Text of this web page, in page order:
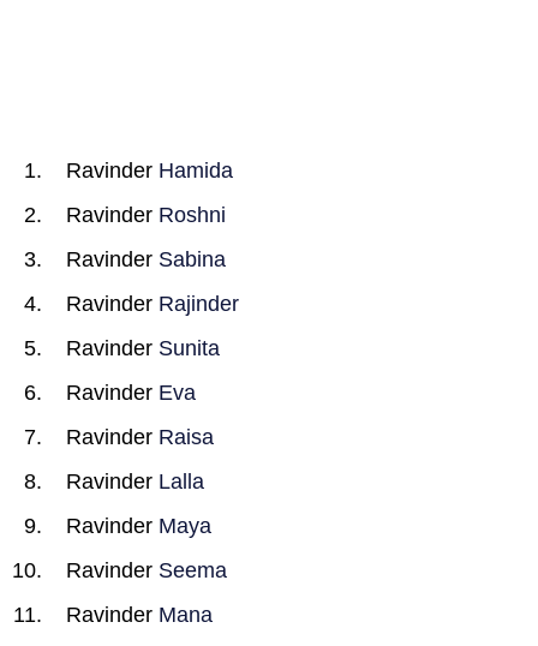
Ravinder Hamida
Ravinder Roshni
Ravinder Sabina
Ravinder Rajinder
Ravinder Sunita
Ravinder Eva
Ravinder Raisa
Ravinder Lalla
Ravinder Maya
Ravinder Seema
Ravinder Mana